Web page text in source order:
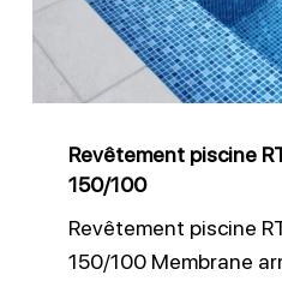
armé
150/100
Revêtement piscine
150/100
Revêtement piscine
150/100 Membrane